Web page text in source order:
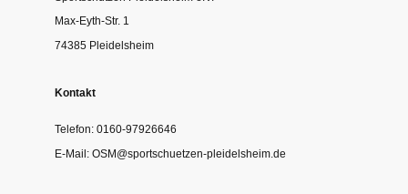
Max-Eyth-Str. 1
74385 Pleidelsheim
Kontakt
Telefon: 0160-97926646
E-Mail: OSM@sportschuetzen-pleidelsheim.de